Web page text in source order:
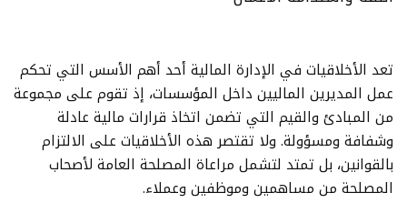
تعد الأخلاقيات في الإدارة المالية أحد أهم الأسس التي تحكم
عمل المديرين الماليين داخل المؤسسات، إذ تقوم على مجموعة
من المبادئ والقيم التي تضمن اتخاذ قرارات مالية عادلة
وشفافة ومسؤولة. ولا تقتصر هذه الأخلاقيات على الالتزام
بالقوانين، بل تمتد لتشمل مراعاة المصلحة العامة لأصحاب
المصلحة من مساهمين وموظفين وعملاء.